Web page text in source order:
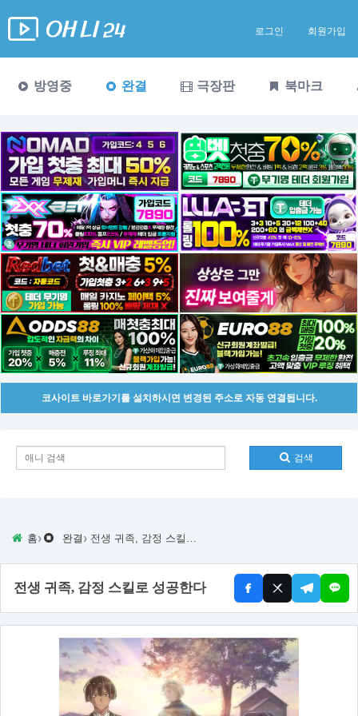
로그인 회원가입
방영중 완결 극장판 북마크
코사이트 바로가기를 설치하시면 변경된 주소로 자동 연결됩니다.
검색
홈› 완결 › 전생 귀족, 감정 스킬로 성공한다
전생 귀족, 감정 스킬로 성공한다